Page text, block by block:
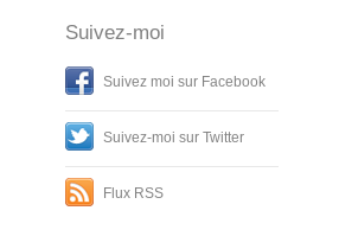
Suivez-moi
Suivez moi sur Facebook
Suivez-moi sur Twitter
Flux RSS